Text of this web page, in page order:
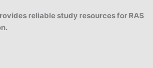
reliable study resources for RAS